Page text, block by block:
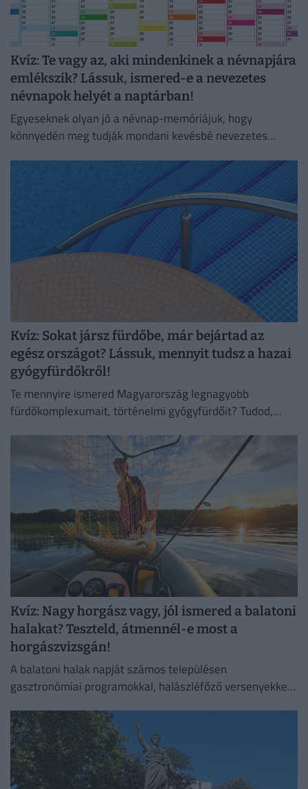
Kvíz: Te vagy az, aki mindenkinek a névnapjára
emlékszik? Lássuk, ismered-e a nevezetes
névnapok helyét a naptárban!
Egyeseknek olyan jó a névnap-memóriájuk, hogy
könnyedén meg tudják mondani kevésbé nevezetes
Kvíz: Sokat jársz fürdőbe, már bejártad az
egész országot? Lássuk, mennyit tudsz a hazai
gyógyfürdőkről!
Te mennyire ismered Magyarország legnagyobb
fürdőkomplexumait, történelmi gyógyfürdőit? Tudod,
Kvíz: Nagy horgász vagy, jól ismered a balatoni
halakat? Teszteld, átmennél-e most a
horgászvizsgán!
A balatoni halak napját számos településen
gasztronómiai programokkal, halászléfőző versenyekkel